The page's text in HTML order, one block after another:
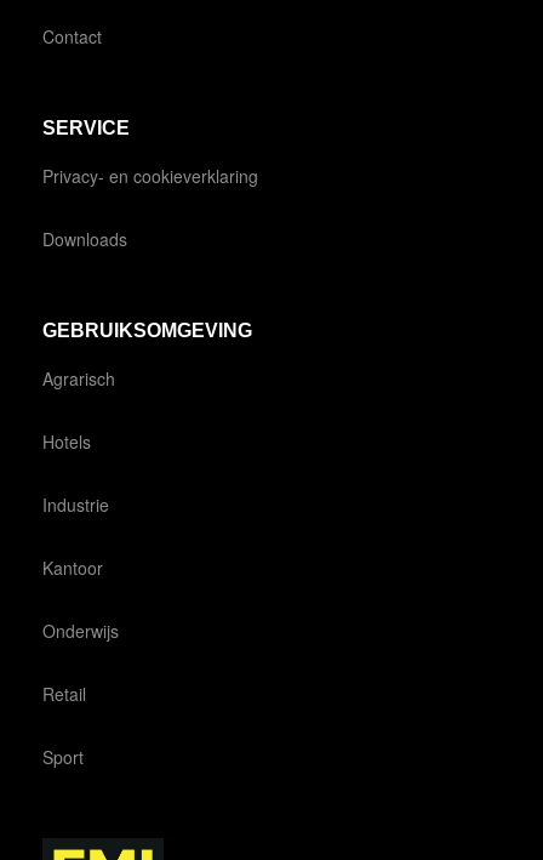
Contact
SERVICE
Privacy- en cookieverklaring
Downloads
GEBRUIKSOMGEVING
Agrarisch
Hotels
Industrie
Kantoor
Onderwijs
Retail
Sport